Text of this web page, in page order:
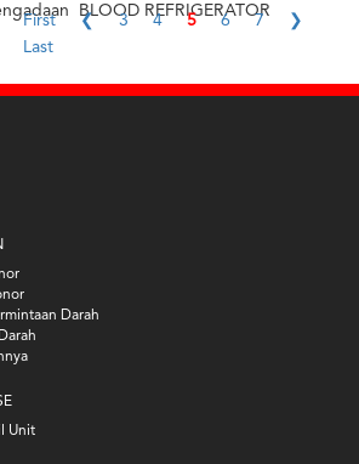
BLOOD REFRIGERATOR
First ❮ 3 4 5 6 7
❯
Last
Darah
Unit